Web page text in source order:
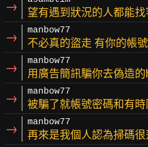
→ 望有遇到狀況的人都能
→ manbow77
不必真的盜走 有你的帳
→ manbow77
用廣告簡訊騙你去偽造
→ manbow77
被騙了就帳號密碼和有
→ manbow77
再來是我個人認為掃碼很